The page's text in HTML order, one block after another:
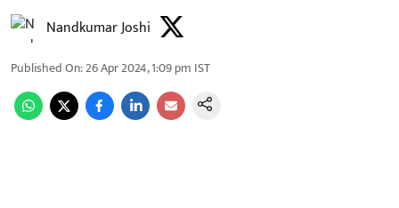
Nandkumar Joshi
Published On:26 Apr 2024, 1:09 pm IST